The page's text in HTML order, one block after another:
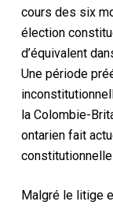
cours des six
élection
d’équivalent
Une période
la Colombie-
ontarien fait
Malgré le litige